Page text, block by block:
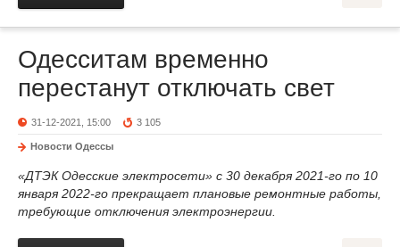
Одесситам временно
перестанут отключать свет
31-12-2021, 15:00 3 105
Новости Одессы
«ДТЭК Одесские электросети» с 30 декабря 2021-го по 10
января 2022-го прекращает плановые ремонтные работы,
требующие отключения электроэнергии.